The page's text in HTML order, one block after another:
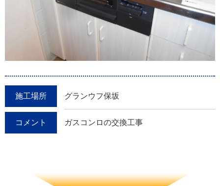
施工場所 グランウフ保坂
コメント ガスコンロの交換工事